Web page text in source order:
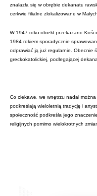
znalazła się w obrębie dekanatu
cerkwie filialne zlokalizowane w
W 1947 roku obiekt przekazano
1984 rokiem sporadycznie
odprawiać ją już regularnie. Obecnie
greckokatolickiej, podlegającej
Co ciekawe, we wnętrzu nadal
podkreślają wieloletnią tradycję i
społeczność podkreśla jego
religijnych pomimo wielokrotnych